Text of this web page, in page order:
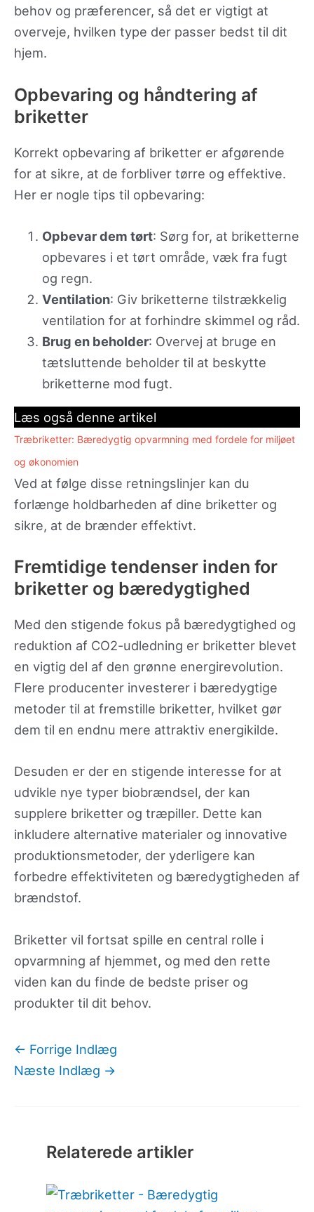
behov og præferencer, så det er vigtigt at
overveje, hvilken type der passer bedst til dit
hjem.
Opbevaring og håndtering af
briketter
Korrekt opbevaring af briketter er afgørende
for at sikre, at de forbliver tørre og effektive.
Her er nogle tips til opbevaring:
Opbevar dem tørt: Sørg for, at briketterne
opbevares i et tørt område, væk fra fugt
og regn.
Ventilation: Giv briketterne tilstrækkelig
ventilation for at forhindre skimmel og råd.
Brug en beholder: Overvej at bruge en
tætsluttende beholder til at beskytte
briketterne mod fugt.
Læs også denne artikel
Træbriketter: Bæredygtig opvarmning med fordele for miljøet
og økonomien
Ved at følge disse retningslinjer kan du
forlænge holdbarheden af dine briketter og
sikre, at de brænder effektivt.
Fremtidige tendenser inden for
briketter og bæredygtighed
Med den stigende fokus på bæredygtighed og
reduktion af CO2-udledning er briketter blevet
en vigtig del af den grønne energirevolution.
Flere producenter investerer i bæredygtige
metoder til at fremstille briketter, hvilket gør
dem til en endnu mere attraktiv energikilde.
Desuden er der en stigende interesse for at
udvikle nye typer biobrændsel, der kan
supplere briketter og træpiller. Dette kan
inkludere alternative materialer og innovative
produktionsmetoder, der yderligere kan
forbedre effektiviteten og bæredygtigheden af
brændstof.
Briketter vil fortsat spille en central rolle i
opvarmning af hjemmet, og med den rette
viden kan du finde de bedste priser og
produkter til dit behov.
← Forrige Indlæg
Næste Indlæg →
Relaterede artikler